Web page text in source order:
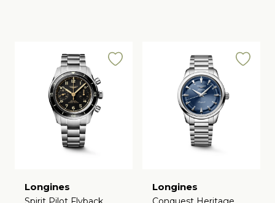
Longines Longines